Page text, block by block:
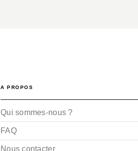
A PROPOS
Qui sommes-nous ?
FAQ
Nous contacter